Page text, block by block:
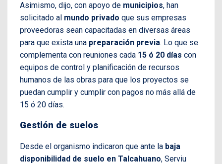
Asimismo, dijo, con apoyo de municipios, han
solicitado al mundo privado que sus empresas
proveedoras sean capacitadas en diversas áreas
para que exista una preparación previa. Lo que se
complementa con reuniones cada 15 ó 20 días con
equipos de control y planificación de recursos
humanos de las obras para que los proyectos se
puedan cumplir y cumplir con pagos no más allá de
15 ó 20 días.
Gestión de suelos
Desde el organismo indicaron que ante la baja
disponibilidad de suelo en Talcahuano, Serviu